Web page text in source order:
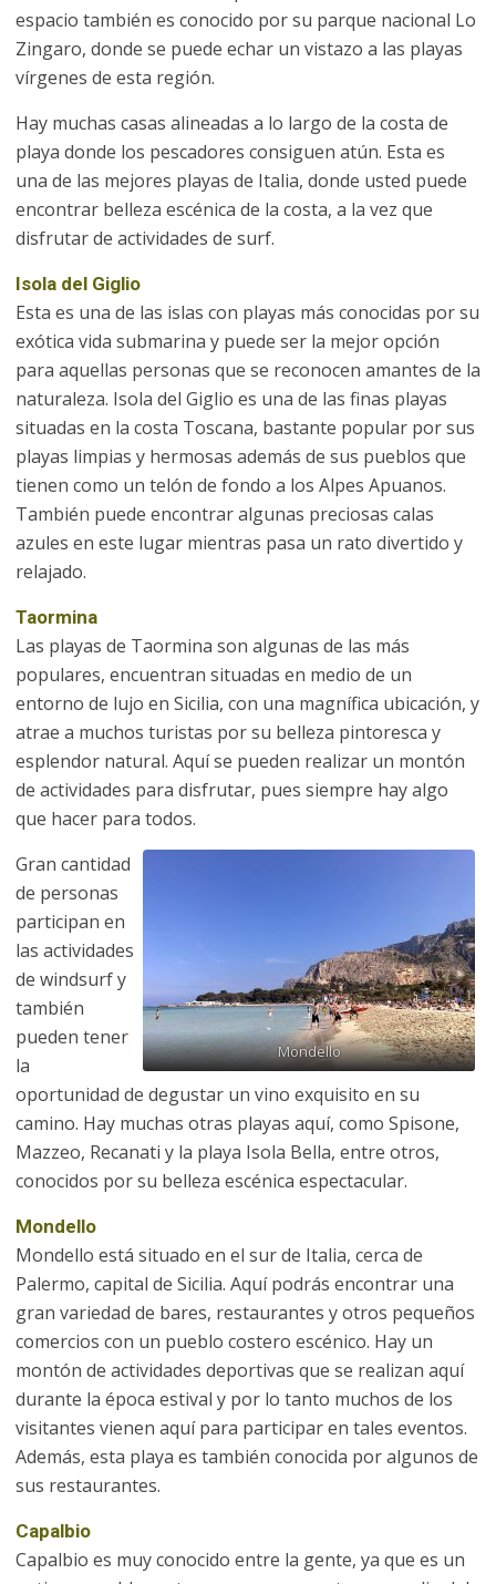
espacio también es conocido por su parque nacional Lo
Zingaro, donde se puede echar un vistazo a las playas
vírgenes de esta región.
Hay muchas casas alineadas a lo largo de la costa de
playa donde los pescadores consiguen atún. Esta es
una de las mejores playas de Italia, donde usted puede
encontrar belleza escénica de la costa, a la vez que
disfrutar de actividades de surf.
Isola del Giglio
Esta es una de las islas con playas más conocidas por su
exótica vida submarina y puede ser la mejor opción
para aquellas personas que se reconocen amantes de la
naturaleza. Isola del Giglio es una de las finas playas
situadas en la costa Toscana, bastante popular por sus
playas limpias y hermosas además de sus pueblos que
tienen como un telón de fondo a los Alpes Apuanos.
También puede encontrar algunas preciosas calas
azules en este lugar mientras pasa un rato divertido y
relajado.
Taormina
Las playas de Taormina son algunas de las más
populares, encuentran situadas en medio de un
entorno de lujo en Sicilia, con una magnífica ubicación, y
atrae a muchos turistas por su belleza pintoresca y
esplendor natural. Aquí se pueden realizar un montón
de actividades para disfrutar, pues siempre hay algo
que hacer para todos.
Mondello
Gran cantidad
de personas
participan en
las actividades
de windsurf y
también
pueden tener
la
oportunidad de degustar un vino exquisito en su
camino. Hay muchas otras playas aquí, como Spisone,
Mazzeo, Recanati y la playa Isola Bella, entre otros,
conocidos por su belleza escénica espectacular.
Mondello
Mondello está situado en el sur de Italia, cerca de
Palermo, capital de Sicilia. Aquí podrás encontrar una
gran variedad de bares, restaurantes y otros pequeños
comercios con un pueblo costero escénico. Hay un
montón de actividades deportivas que se realizan aquí
durante la época estival y por lo tanto muchos de los
visitantes vienen aquí para participar en tales eventos.
Además, esta playa es también conocida por algunos de
sus restaurantes.
Capalbio
Capalbio es muy conocido entre la gente, ya que es un